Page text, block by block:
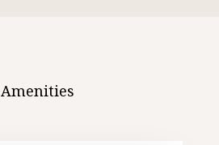
Amenities